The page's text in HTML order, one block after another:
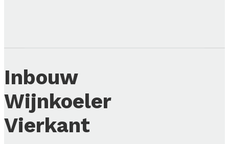
Inbouw
Wijnkoeler
Vierkant